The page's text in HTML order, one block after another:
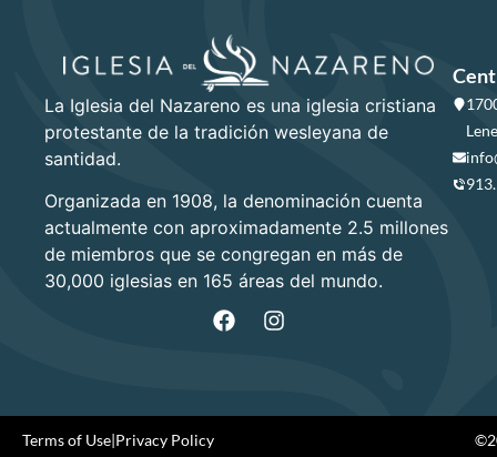
La Iglesia del Nazareno es una iglesia cristiana
protestante de la tradición wesleyana de
santidad.
Organizada en 1908, la denominación cuenta
actualmente con aproximadamente 2.5 millones
de miembros que se congregan en más de
30,000 iglesias en 165 áreas del mundo.
Terms of Use|Privacy Policy